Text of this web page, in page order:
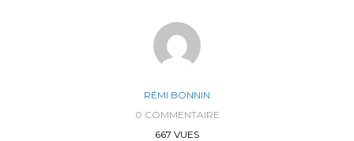
RÉMI BONNIN
0 COMMENTAIRE
667 VUES